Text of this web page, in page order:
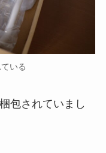
いる
包されていまし